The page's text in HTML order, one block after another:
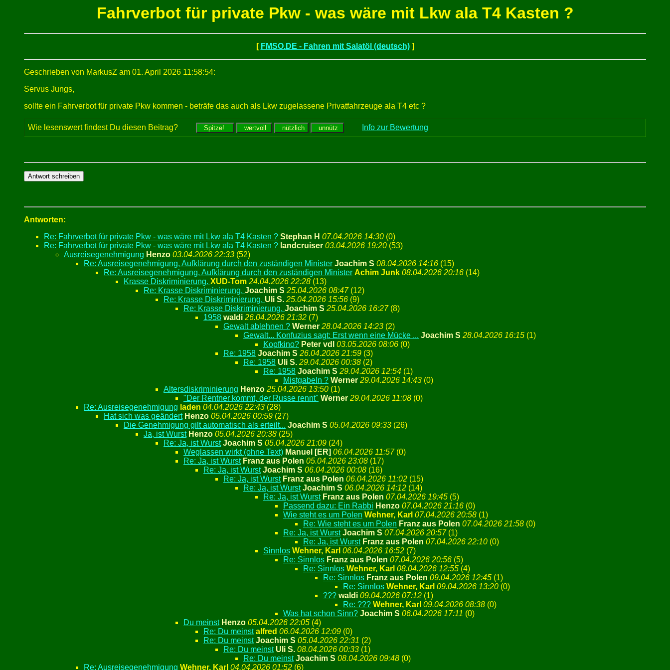
Fahrverbot für private Pkw - was wäre mit Lkw ala T4 Kasten ?
[ FMSO.DE - Fahren mit Salatöl (deutsch)]
Geschrieben von MarkusZ am 01. April 2026 11:58:54:
Servus Jungs,
sollte ein Fahrverbot für private Pkw kommen - beträfe das auch als Lkw zugelassene Privatfahrzeuge ala T4 etc ?
Wie lesenswert findest Du diesen Beitrag? Info zur Bewertung
Antworten:
Re: Fahrverbot für private Pkw - was wäre mit Lkw ala T4 Kasten ? Stephan H 07.04.2026 14:30 (0)
Re: Fahrverbot für private Pkw - was wäre mit Lkw ala T4 Kasten ? landcruiser 03.04.2026 19:20 (53)
Ausreisegenehmigung Henzo 03.04.2026 22:33 (52)
Re: Ausreisegenehmigung, Aufklärung durch den zuständigen Minister Joachim S 08.04.2026 14:16 (15)
Re: Ausreisegenehmigung, Aufklärung durch den zuständigen Minister Achim Junk 08.04.2026 20:16 (14)
Krasse Diskriminierung. XUD-Tom 24.04.2026 22:28 (13)
Re: Krasse Diskriminierung. Joachim S 25.04.2026 08:47(12)
Re: Krasse Diskriminierung. Uli S. 25.04.2026 15:56 (9)
Re: Krasse Diskriminierung. Joachim S 25.04.2026 16:27(8)
1958 waldi 26.04.2026 21:32 (7)
Gewalt ablehnen ? Werner 28.04.2026 14:23 (2)
Gewalt... Konfuzius sagt: Erst wenn eine Mücke ... Joachim S 28.04.2026 16:15 (1)
Kopfkino? Peter vdl 03.05.2026 08:06 (0)
Re: 1958 Joachim S 26.04.2026 21:59 (3)
Re: 1958 Uli S. 29.04.2026 00:38 (2)
Re: 1958 Joachim S 29.04.2026 12:54 (1)
Mistgabeln ? Werner 29.04.2026 14:43 (0)
Altersdiskriminierung Henzo 25.04.2026 13:50 (1)
"Der Rentner kommt, der Russe rennt" Werner 29.04.2026 11:08 (0)
Re: Ausreisegenehmigung laden 04.04.2026 22:43 (28)
Hat sich was geändert Henzo 05.04.2026 00:59 (27)
Die Genehmigung gilt automatisch als erteilt... Joachim S 05.04.2026 09:33 (26)
Ja, ist Wurst Henzo 05.04.2026 20:38 (25)
Re: Ja, ist Wurst Joachim S 05.04.2026 21:09 (24)
Weglassen wirkt (ohne Text) Manuel [ER] 06.04.2026 11:57(0)
Re: Ja, ist Wurst Franz aus Polen 05.04.2026 23:08 (17)
Re: Ja, ist Wurst Joachim S 06.04.2026 00:08 (16)
Re: Ja, ist Wurst Franz aus Polen 06.04.2026 11:02 (15)
Re: Ja, ist Wurst Joachim S 06.04.2026 14:12 (14)
Re: Ja, ist Wurst Franz aus Polen 07.04.2026 19:45 (5)
Passend dazu: Ein Rabbi Henzo 07.04.2026 21:16 (0)
Wie steht es um Polen Wehner, Karl 07.04.2026 20:58 (1)
Re: Wie steht es um Polen Franz aus Polen 07.04.2026 21:58 (0)
Re: Ja, ist Wurst Joachim S 07.04.2026 20:57(1)
Re: Ja, ist Wurst Franz aus Polen 07.04.2026 22:10 (0)
Sinnlos Wehner, Karl 06.04.2026 16:52 (7)
Re: Sinnlos Franz aus Polen 07.04.2026 20:56 (5)
Re: Sinnlos Wehner, Karl 08.04.2026 12:55 (4)
Re: Sinnlos Franz aus Polen 09.04.2026 12:45 (1)
Re: Sinnlos Wehner, Karl 09.04.2026 13:20 (0)
??? waldi 09.04.2026 07:12 (1)
Re: ??? Wehner, Karl 09.04.2026 08:38 (0)
Was hat schon Sinn? Joachim S 06.04.2026 17:11 (0)
Du meinst Henzo 05.04.2026 22:05 (4)
Re: Du meinst alfred 06.04.2026 12:09 (0)
Re: Du meinst Joachim S 05.04.2026 22:31 (2)
Re: Du meinst Uli S. 08.04.2026 00:33 (1)
Re: Du meinst Joachim S 08.04.2026 09:48 (0)
Re: Ausreisegenehmigung Wehner, Karl 04.04.2026 01:52 (6)